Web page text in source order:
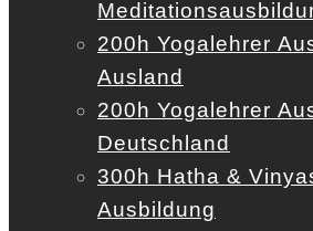
200h Yogalehrer
Ausland
200h Yogalehrer
Deutschland
300h Hatha &
Ausbildung